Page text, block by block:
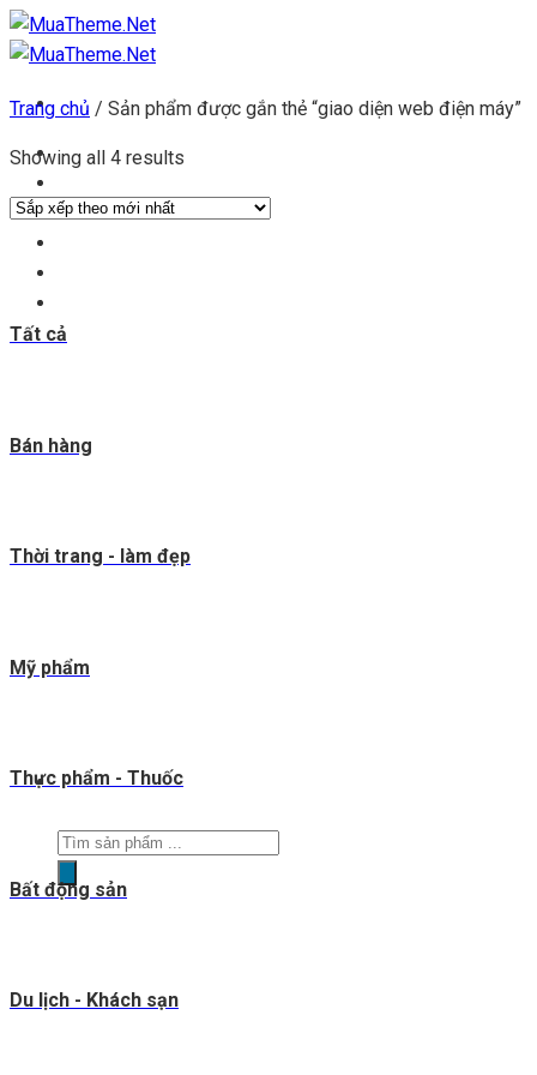
Chuyển
đến
dung
Trang chủ
Kho plugin
Tìm
kiếm
sản
Trang chủ / Sản phẩm được gắn thẻ “giao diện web điện máy”
Showing all 4 results
Tất cả
Bán hàng
Thời trang - làm đẹp
Mỹ phẩm
Thực phẩm - Thuốc
Bất động sản
Du lịch - Khách sạn